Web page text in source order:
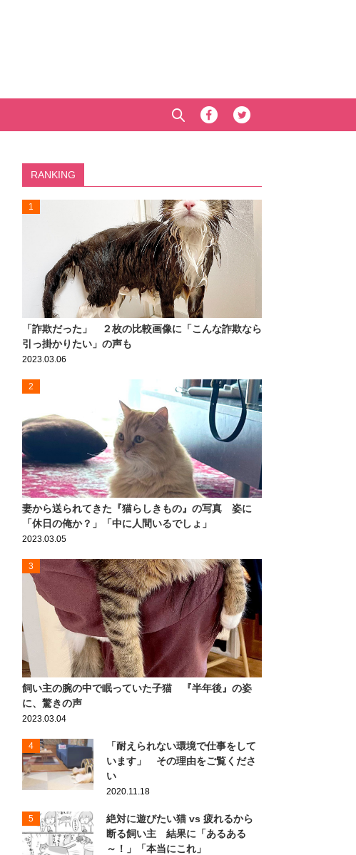
RANKING
1
「詐欺だった」 ２枚の比較画像に「こんな詐欺なら
引っ掛かりたい」の声も
2023.03.06
2
妻から送られてきた『猫らしきもの』の写真 姿に
「休日の俺か？」「中に人間いるでしょ」
2023.03.05
3
飼い主の腕の中で眠っていた子猫 『半年後』の姿
に、驚きの声
2023.03.04
4
「耐えられない環境で仕事をして
います」 その理由をご覧くださ
い
2020.11.18
5
絶対に遊びたい猫 vs 疲れるから
断る飼い主 結果に「あるある
～！」「本当にこれ」